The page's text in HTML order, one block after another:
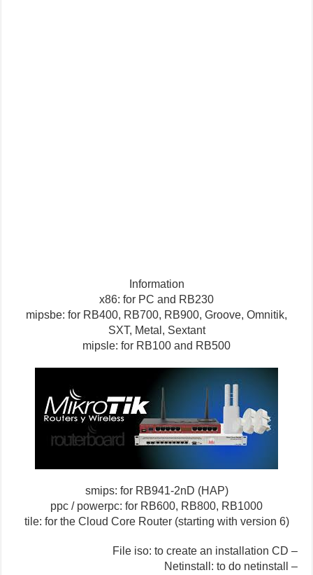
Information
x86: for PC and RB230
mipsbe: for RB400, RB700, RB900, Groove, Omnitik,
SXT, Metal, Sextant
mipsle:for RB100 and RB500
smips: for RB941-2nD (HAP)
ppc /powerpc: for RB600, RB800, RB1000
tile: for the CloudCore Router (starting with version 6)
– File iso: to create
an installation CD
– Netinstall: to do netinstall